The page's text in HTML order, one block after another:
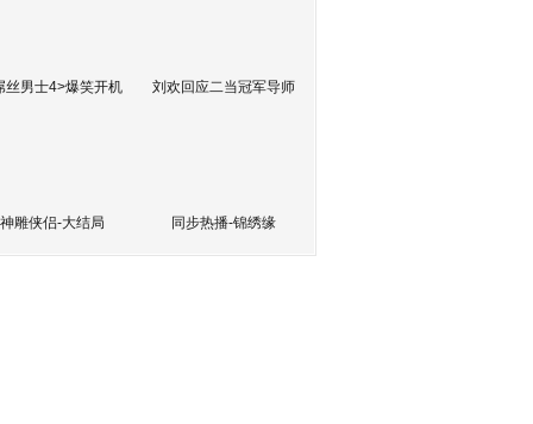
丝男士4>爆笑开机 刘欢回应二当冠军导师
神雕侠侣-大结局 同步热播-锦绣缘